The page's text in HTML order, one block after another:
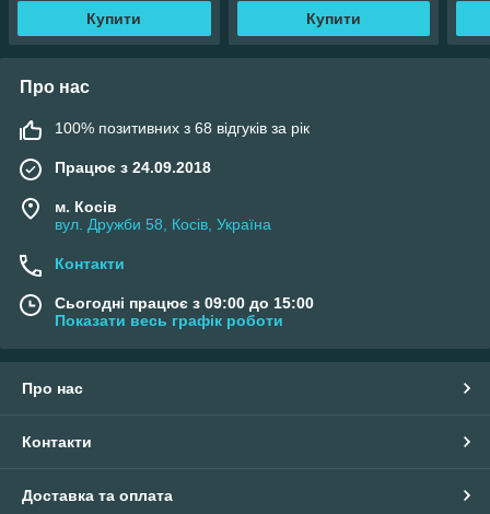
Купити Купити
Про нас
100% позитивних з 68 відгуків за рік
Працює з 24.09.2018
м. Косів
вул. Дружби 58, Косів, Україна
Контакти
Сьогодні працює з 09:00 до 15:00
Показати весь графік роботи
Про нас
Контакти
Доставка та оплата